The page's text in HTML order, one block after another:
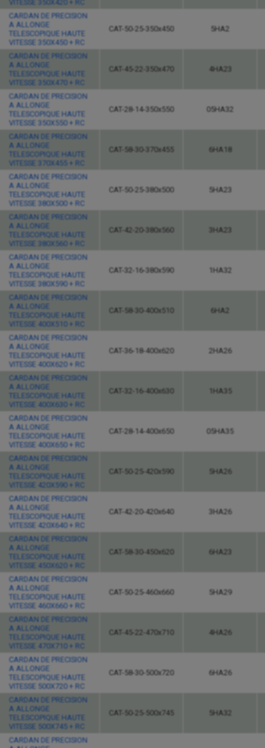
VITESSE 350X420 + RC
CARDAN DE PRECISION
A ALLONGE
TELESCOPIQUE HAUTE
VITESSE 350X450 + RC
CAT-50-25-350x450 5HA2
CARDAN DE PRECISION
A ALLONGE
TELESCOPIQUE HAUTE
VITESSE 350X470 + RC
CAT-45-22-350x470 4HA23
CARDAN DE PRECISION
A ALLONGE
TELESCOPIQUE HAUTE
VITESSE 350X550 + RC
CAT-28-14-350x550 05HA32
CARDAN DE PRECISION
A ALLONGE
TELESCOPIQUE HAUTE
VITESSE 370X455 + RC
CAT-58-30-370x455 6HA18
CARDAN DE PRECISION
A ALLONGE
TELESCOPIQUE HAUTE
VITESSE 380X500 + RC
CAT-50-25-380x500 5HA23
CARDAN DE PRECISION
A ALLONGE
TELESCOPIQUE HAUTE
VITESSE 380X560 + RC
CAT-42-20-380x560 3HA23
CARDAN DE PRECISION
A ALLONGE
TELESCOPIQUE HAUTE
VITESSE 380X590 + RC
CAT-32-16-380x590 1HA32
CARDAN DE PRECISION
A ALLONGE
TELESCOPIQUE HAUTE
VITESSE 400X510 + RC
CAT-58-30-400x510 6HA2
CARDAN DE PRECISION
A ALLONGE
TELESCOPIQUE HAUTE
VITESSE 400X620 + RC
CAT-36-18-400x620 2HA26
CARDAN DE PRECISION
A ALLONGE
TELESCOPIQUE HAUTE
VITESSE 400X630 + RC
CAT-32-16-400x630 1HA35
CARDAN DE PRECISION
A ALLONGE
TELESCOPIQUE HAUTE
VITESSE 400X650 + RC
CAT-28-14-400x650 05HA35
CARDAN DE PRECISION
A ALLONGE
TELESCOPIQUE HAUTE
VITESSE 420X590 + RC
CAT-50-25-420x590 5HA26
CARDAN DE PRECISION
A ALLONGE
TELESCOPIQUE HAUTE
VITESSE 420X640 + RC
CAT-42-20-420x640 3HA26
CARDAN DE PRECISION
A ALLONGE
TELESCOPIQUE HAUTE
VITESSE 450X620 + RC
CAT-58-30-450x620 6HA23
CARDAN DE PRECISION
A ALLONGE
TELESCOPIQUE HAUTE
VITESSE 460X660 + RC
CAT-50-25-460x660 5HA29
CARDAN DE PRECISION
A ALLONGE
TELESCOPIQUE HAUTE
VITESSE 470X710 + RC
CAT-45-22-470x710 4HA26
CARDAN DE PRECISION
A ALLONGE
TELESCOPIQUE HAUTE
VITESSE 500X720 + RC
CAT-58-30-500x720 6HA26
CARDAN DE PRECISION
A ALLONGE
TELESCOPIQUE HAUTE
VITESSE 500X745 + RC
CAT-50-25-500x745 5HA32
CARDAN DE PRECISION